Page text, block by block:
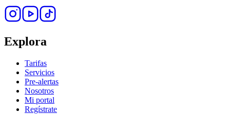
Explora
Tarifas
Servicios
Pre-alertas
Nosotros
Mi portal
Regístrate